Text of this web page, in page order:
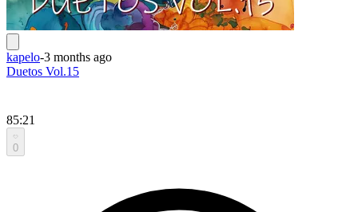
kapelo-3 months ago
Duetos Vol.15
85:21
0